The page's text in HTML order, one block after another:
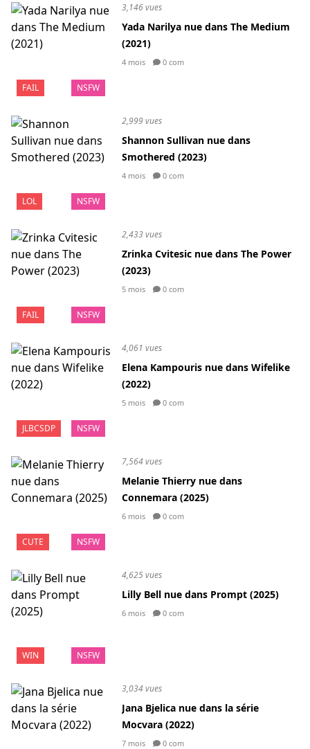
FAIL NSFW
3,146 vues
Yada Narilya nue dans The Medium
(2021)
4 mois 0 com
LOL NSFW
2,999 vues
Shannon Sullivan nue dans
Smothered (2023)
4 mois 0 com
FAIL NSFW
2,433 vues
Zrinka Cvitesic nue dans The Power
(2023)
5 mois 0 com
JLBCSDP NSFW
4,061 vues
Elena Kampouris nue dans Wifelike
(2022)
5 mois 0 com
CUTE NSFW
7,564 vues
Melanie Thierry nue dans
Connemara (2025)
6 mois 0 com
WIN NSFW
4,625 vues
Lilly Bell nue dans Prompt (2025)
6 mois 0 com
3,034 vues
Jana Bjelica nue dans la série
Mocvara (2022)
7 mois 0 com